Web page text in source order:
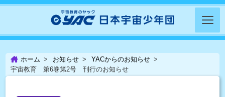
ホーム お知らせ
YACからのお知らせ
宇宙教育 第6巻第2号 刊行のお知らせ